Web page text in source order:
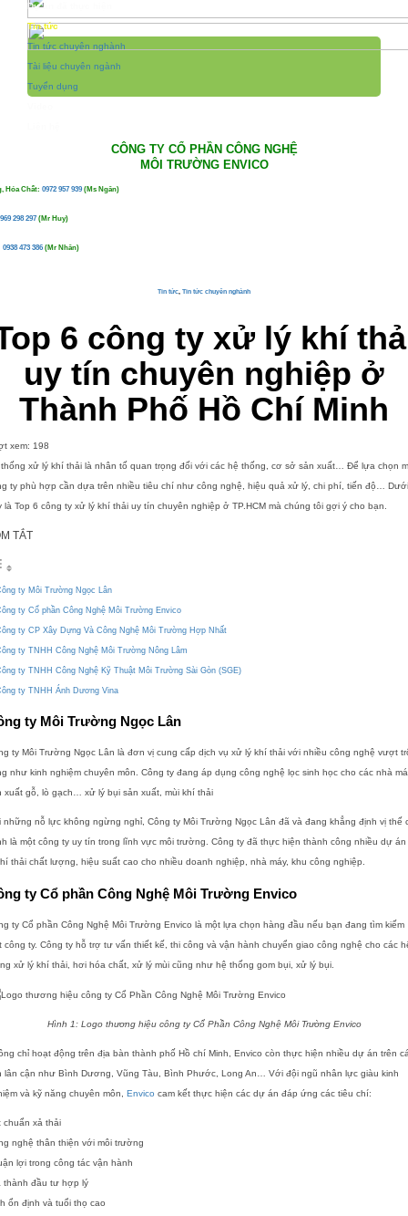
Dự án đã thực hiện
Tin tức
Tin tức chuyên nghành
Tài liệu chuyên ngành
Tuyển dụng
CÔNG TY CỔ PHẦN CÔNG NGHỆ
MÔI TRƯỜNG ENVICO
Hóa Chất: 0972 957 939(Ms Ngân)
298 297 (Mr Huy)
0938 473 386 (Mr Nhân)
Tin tức Tin tức chuyên nghành
6 công ty xử lý khí
uy tín chuyên nghiệp ở
Thành Phố Hồ Chí Minh
xem: 198
thống xử lý khí thải là nhân tố quan trọng đối với các hệ thống, cơ sở sản xuất… Để lựa chọn
ty phù hợp cần dựa trên nhiều tiêu chí như công nghệ, hiệu quả xử lý, chi phí, tiến độ… Dưới
là Top 6 công ty xử lý khí thải uy tín chuyên nghiệp ở TP.HCM mà chúng tôi gợi ý cho bạn.
TẮT
ty Môi Trường Ngọc Lân
ty Cổ phần Công Nghệ Môi Trường Envico
ty CP Xây Dựng Và Công Nghệ Môi Trường Hợp Nhất
ty TNHH Công Nghệ Môi Trường Nông Lâm
ty TNHH Công Nghệ Kỹ Thuật Môi Trường Sài Gòn (SGE)
ty TNHH Ánh Dương Vina
ty Môi Trường Ngọc Lân
ty Môi Trường Ngọc Lân là đơn vị cung cấp dịch vụ xử lý khí thải với nhiều công nghệ vượt
như kinh nghiệm chuyên môn. Công ty đang áp dụng công nghệ lọc sinh học cho các nhà
xuất gỗ, lò gạch… xử lý bụi sản xuất, mùi khí thải
những nỗ lực không ngừng nghỉ, Công ty Môi Trường Ngọc Lân đã và đang khẳng định vị thế
là một công ty uy tín trong lĩnh vực môi trường. Công ty đã thực hiện thành công nhiều dự
thải chất lượng, hiệu suất cao cho nhiều doanh nghiệp, nhà máy, khu công nghiệp.
ty Cổ phần Công Nghệ Môi Trường Envico
ty Cổ phần Công Nghệ Môi Trường Envico là một lựa chọn hàng đầu nếu bạn đang tìm kiếm
công ty. Công ty hỗ trợ tư vấn thiết kế, thi công và vận hành chuyển giao công nghệ cho các
xử lý khí thải, hơi hóa chất, xử lý mùi cũng như hệ thống gom bụi, xử lý bụi.
Hình 1: Logo thương hiệu công ty Cổ Phần Công Nghệ Môi Trường Envico
chỉ hoạt động trên địa bàn thành phố Hồ chí Minh, Envico còn thực hiện nhiều dự án trên
lân cận như Bình Dương, Vũng Tàu, Bình Phước, Long An… Với đội ngũ nhân lực giàu kinh
và kỹ năng chuyên môn, Envico cam kết thực hiện các dự án đáp ứng các tiêu chí:
chuẩn xả thải
nghệ thân thiện với môi trường
lợi trong công tác vận hành
thành đầu tư hợp lý
ổn định và tuổi thọ cao